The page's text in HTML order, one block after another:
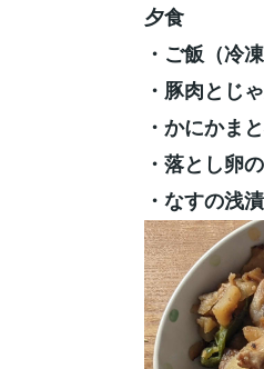
夕食
・ご飯（冷
・豚肉とじ
・かにかま
・落とし卵
・なすの浅